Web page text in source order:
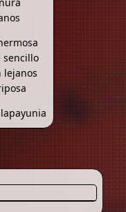
sencillo
lejanos